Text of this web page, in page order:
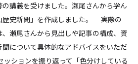
講義を受けました。瀬尾さんから学ん
歴史新聞」を作成しました。 実際の
瀬尾さんから見出しや記事の構成、資
について具体的なアドバイスをいただ
ションを振り返って「色分けしている